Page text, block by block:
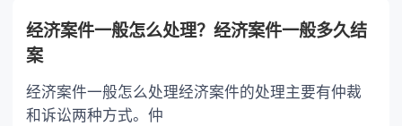
经济案件一般怎么处理？经济案件一般多久结
案
经济案件一般怎么处理经济案件的处理主要有仲裁
和诉讼两种方式。仲